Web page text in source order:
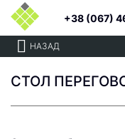
+38 (067)
НАЗАД
СТОЛ